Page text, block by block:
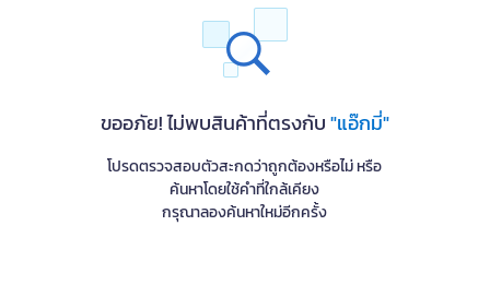
ขออภัย! ไม่พบสินค้าที่ตรงกับ"แอ๊กมี่"
โปรดตรวจสอบตัวสะกดว่าถูกต้องหรือไม่ หรือ
ค้นหาโดยใช้คำที่ใกล้เคียง
กรุณาลองค้นหาใหม่อีกครั้ง